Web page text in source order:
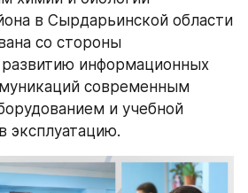
в Сырдарьинской области
со стороны
информационных
современным
и учебной
эксплуатацию.